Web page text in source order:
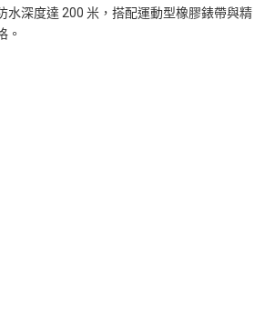
水深度達 200 米，搭配運動型橡膠錶帶與精
。